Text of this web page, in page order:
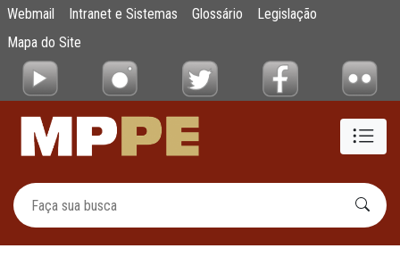
Pular para o Conteúdo principal
Documentos
Webmail Intranet e Sistemas Glossário
Legislação
Mapa do Site